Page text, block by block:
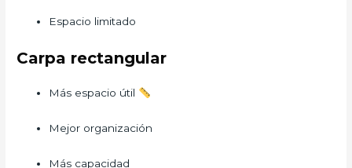
Espacio limitado
Carpa rectangular
Más espacio útil
Mejor organización
Más capacidad